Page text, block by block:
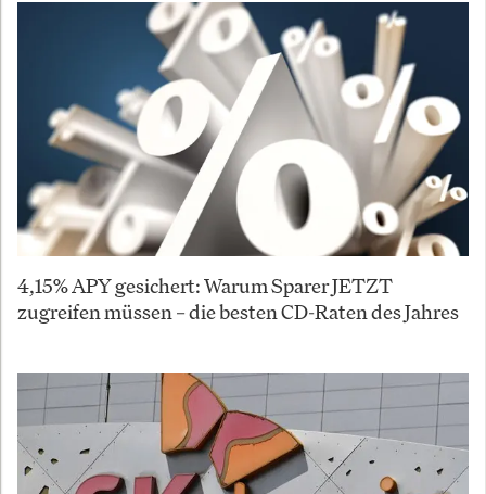
4,15% APY gesichert: Warum Sparer JETZT
zugreifen müssen – die besten CD-Raten des Jahres